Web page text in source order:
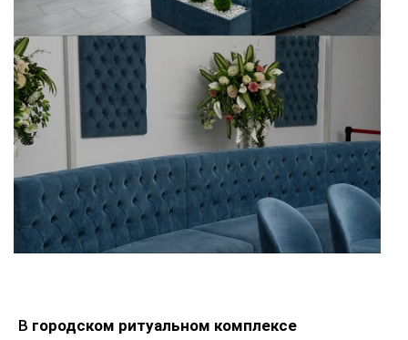
В городском ритуальном комплексе